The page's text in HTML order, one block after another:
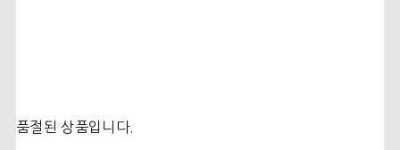
품절된 상품입니다.